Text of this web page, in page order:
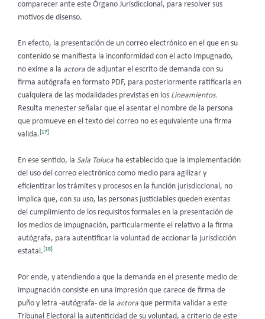
comparecer ante este Órgano Jurisdiccional, para resolver sus
motivos de disenso.
En efecto, la presentación de un correo electrónico en el que en su
contenido se manifiesta la inconformidad con el acto impugnado,
no exime a la actora de adjuntar el escrito de demanda con su
firma autógrafa en formato PDF, para posteriormente ratificarla en
cualquiera de las modalidades previstas en los Lineamientos.
Resulta menester señalar que el asentar el nombre de la persona
que promueve en el texto del correo no es equivalente una firma
valida.[17]
En ese sentido, la Sala Toluca ha establecido que la implementación
del uso del correo electrónico como medio para agilizar y
eficientizar los trámites y procesos en la función jurisdiccional, no
implica que, con su uso, las personas justiciables queden exentas
del cumplimiento de los requisitos formales en la presentación de
los medios de impugnación, particularmente el relativo a la firma
autógrafa, para autentificar la voluntad de accionar la jurisdicción
estatal.[18]
Por ende, y atendiendo a que la demanda en el presente medio de
impugnación consiste en una impresión que carece de firma de
puño y letra -autógrafa- de la actora que permita validar a este
Tribunal Electoral la autenticidad de su voluntad, a criterio de este